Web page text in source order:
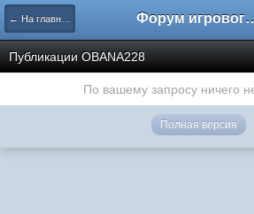
← На главную Форум
Публикации OBANA228
По вашему запросу ничего
Полная версия